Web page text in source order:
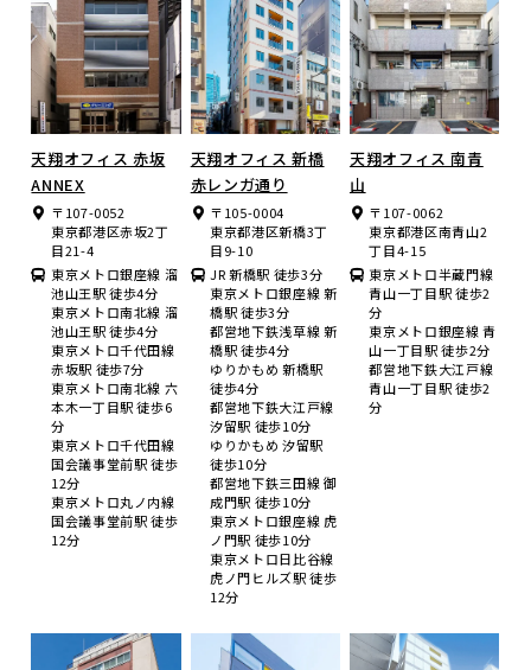
天翔オフィス 赤坂
ANNEX
〒107-0052
東京都港区赤坂2丁
目21-4
東京メトロ銀座線 溜
池山王駅 徒歩4分
東京メトロ南北線 溜
池山王駅 徒歩4分
東京メトロ千代田線
赤坂駅 徒歩7分
東京メトロ南北線 六
本木一丁目駅 徒歩6
分
東京メトロ千代田線
国会議事堂前駅 徒歩
12分
東京メトロ丸ノ内線
国会議事堂前駅 徒歩
12分
天翔オフィス 新橋
赤レンガ通り
〒105-0004
東京都港区新橋3丁
目9-10
JR 新橋駅 徒歩3分
東京メトロ銀座線 新
橋駅 徒歩3分
都営地下鉄浅草線 新
橋駅 徒歩4分
ゆりかもめ 新橋駅
徒歩4分
都営地下鉄大江戸線
汐留駅 徒歩10分
ゆりかもめ 汐留駅
徒歩10分
都営地下鉄三田線 御
成門駅 徒歩10分
東京メトロ銀座線 虎
ノ門駅 徒歩10分
東京メトロ日比谷線
虎ノ門ヒルズ駅 徒歩
12分
天翔オフィス 南青
山
〒107-0062
東京都港区南青山2
丁目4-15
東京メトロ半蔵門線
青山一丁目駅 徒歩2
分
東京メトロ銀座線 青
山一丁目駅 徒歩2分
都営地下鉄大江戸線
青山一丁目駅 徒歩2
分